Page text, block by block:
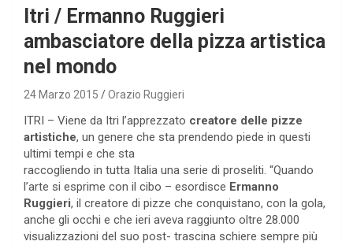
Itri / Ermanno Ruggieri
ambasciatore della pizza artistica
nel mondo
24 Marzo 2015 Orazio Ruggieri
ITRI – Viene da Itri l’apprezzato creatore delle pizze
artistiche, un genere che sta prendendo piede in questi
ultimi tempi e che sta
raccogliendo in tutta Italia una serie di proseliti. “Quando
l’arte si esprime con il cibo – esordisce Ermanno
Ruggieri, il creatore di pizze che conquistano, con la gola,
anche gli occhi e che ieri aveva raggiunto oltre 28.000
visualizzazioni del suo post- trascina schiere sempre più